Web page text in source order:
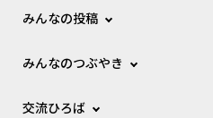
みんなの投稿
みんなのつぶやき
交流ひろば